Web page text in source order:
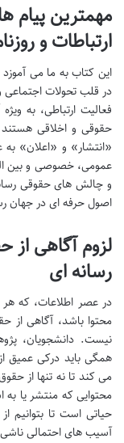
مهمترین پیام
ارتباطات و
این کتاب به ما می
در قلب تحولات اجتماعی
فعالیت ارتباطی، به
حقوقی و اخلاقی
«انتشار» و «اعلان» به
عمومی، خصوصی و بین
و چالش های حقوقی
اصول حرفه ای در جهان
لزوم آگاهی
رسانه ای
در عصر اطلاعات، که
محتوا باشد، آگاهی از
نیست. دانشجویان،
همگی باید درکی عمیق
می کند تا نه تنها از
محتوایی که منتشر یا
حیاتی است تا بتوانیم
آسیب های احتمالی ناشی